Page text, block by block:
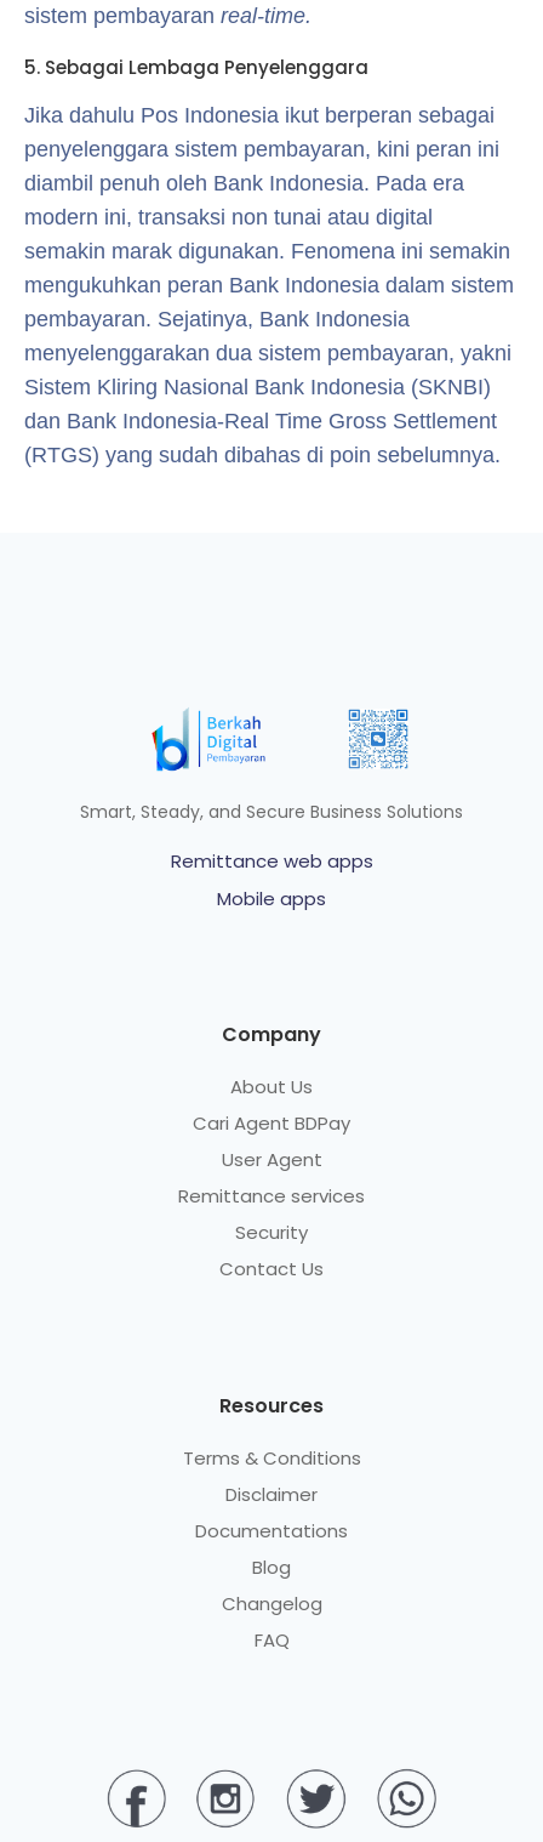
sistem pembayaran real-time.
5. Sebagai Lembaga Penyelenggara
Jika dahulu Pos Indonesia ikut berperan sebagai
penyelenggara sistem pembayaran, kini peran ini
diambil penuh oleh Bank Indonesia. Pada era
modern ini, transaksi non tunai atau digital
semakin marak digunakan. Fenomena ini semakin
mengukuhkan peran Bank Indonesia dalam sistem
pembayaran. Sejatinya, Bank Indonesia
menyelenggarakan dua sistem pembayaran, yakni
Sistem Kliring Nasional Bank Indonesia (SKNBI)
dan Bank Indonesia-Real Time Gross Settlement
(RTGS) yang sudah dibahas di poin sebelumnya.
Smart, Steady, and Secure Business Solutions
Remittance web apps
Mobile apps
Company
About Us
Cari Agent BDPay
User Agent
Remittance services
Security
Contact Us
Resources
Terms & Conditions
Disclaimer
Documentations
Blog
Changelog
FAQ